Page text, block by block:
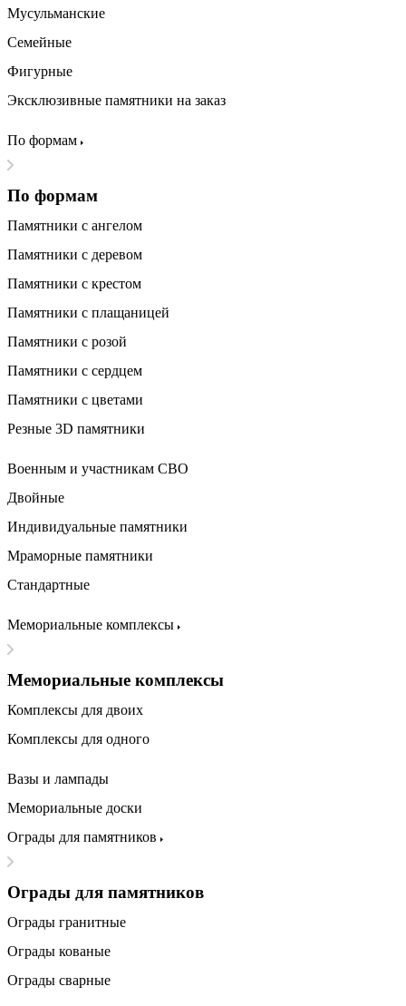
Мусульманские
Семейные
Фигурные
Эксклюзивные памятники на заказ
По формам
По формам
Памятники с ангелом
Памятники с деревом
Памятники с крестом
Памятники с плащаницей
Памятники с розой
Памятники с сердцем
Памятники с цветами
Резные 3D памятники
Военным и участникам СВО
Двойные
Индивидуальные памятники
Мраморные памятники
Стандартные
Мемориальные комплексы
Мемориальные комплексы
Комплексы для двоих
Комплексы для одного
Вазы и лампады
Мемориальные доски
Ограды для памятников
Ограды для памятников
Ограды гранитные
Ограды кованые
Ограды сварные